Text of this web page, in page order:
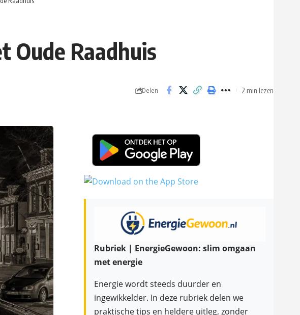
Oude Raadhuis
Delen 2 min lezen
Rubriek | EnergieGewoon: slim omgaan
met energie
Energie wordt steeds duurder en
ingewikkelder. In deze rubriek delen we
praktische tips en heldere uitleg, zonder